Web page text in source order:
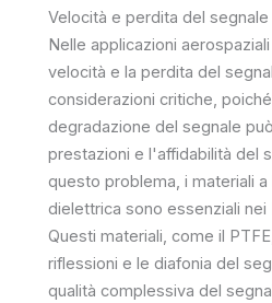
Velocità e perdita del segnale
Nelle applicazioni
velocità e la perdita del
considerazioni critiche,
degradazione del segnale
prestazioni e l'affidabilità del
questo problema, i materiali
dielettrica sono essenziali nei
Questi materiali, come il
riflessioni e le diafonia del
qualità complessiva del